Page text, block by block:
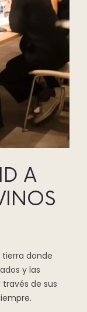
A
donde
y las
de sus